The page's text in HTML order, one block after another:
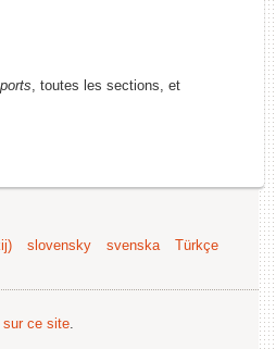
, toutes les sections, et
slovensky svenska
Türkçe
sur ce site.